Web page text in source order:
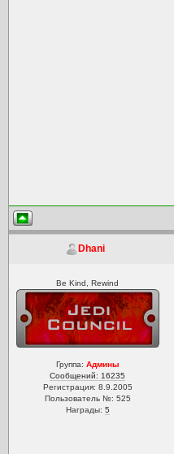
Dhani
Be Kind, Rewind
Группа: Админы
Сообщений: 16235
Регистрация: 8.9.2005
Пользователь №: 525
Награды: 5